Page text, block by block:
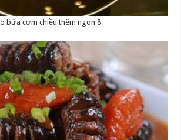
bữa cơm chiều thêm ngon 8